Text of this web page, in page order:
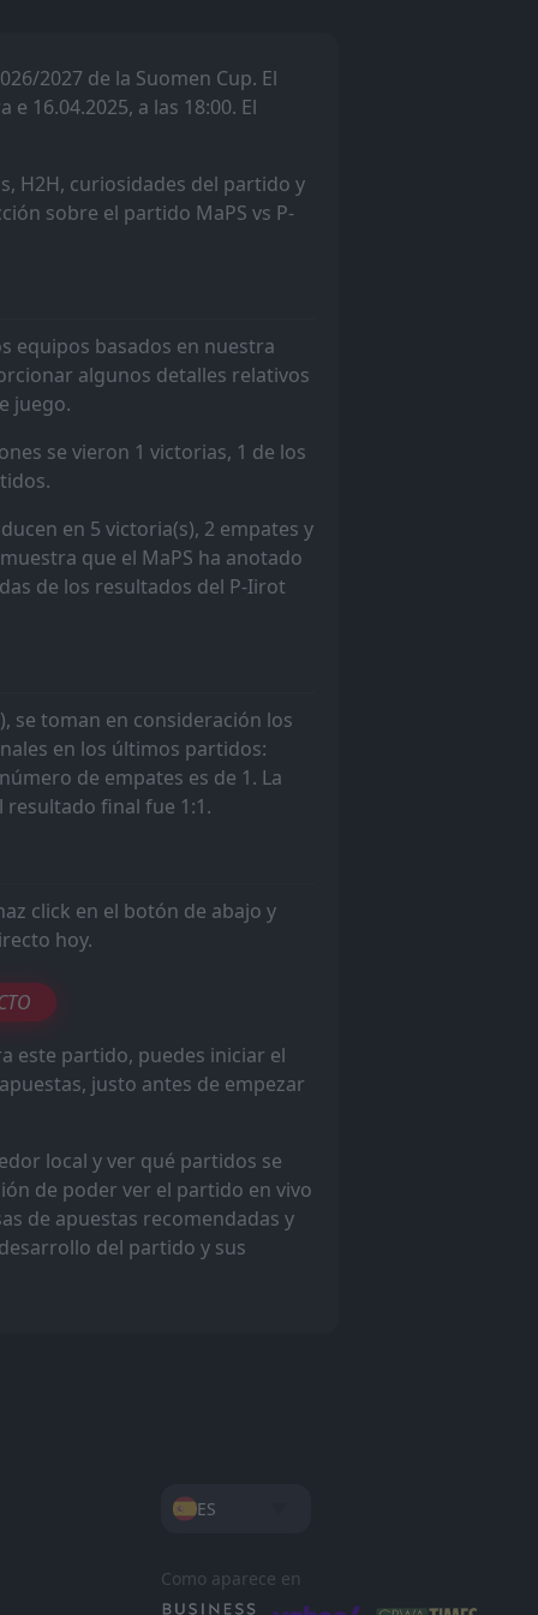
0
W
1
L
3
W
1
3
W
5
1
1
W
2
4
L
2027 de la Suomen Cup. El
16.04.2025, a las 18:00. El
H2H, curiosidades del partido y
sobre el partido MaPS vs P-
equipos basados en nuestra
algunos detalles relativos
juego.
se vieron 1 victorias, 1 de los
en 5 victoria(s), 2 empates y
que el MaPS ha anotado
de los resultados del P-Iirot
se toman en consideración los
en los últimos partidos:
de empates es de 1. La
resultado final fue 1:1.
click en el botón de abajo y
hoy.
este partido, puedes iniciar el
justo antes de empezar
local y ver qué partidos se
de poder ver el partido en vivo
de apuestas recomendadas y
del partido y sus
ES
Como aparece en